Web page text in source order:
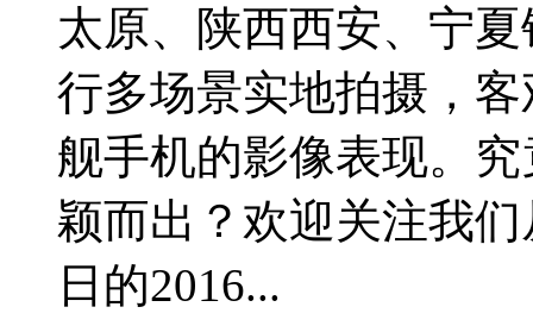
太原、陕西西安、宁
行多场景实地拍摄，
舰手机的影像表现。
颖而出？欢迎关注我
日的2016...